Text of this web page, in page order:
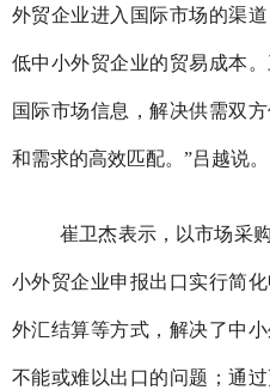
外贸企业进入国际市场的渠
低中小外贸企业的贸易成本
国际市场信息，解决供需双
和需求的高效匹配。”吕越说。
崔卫杰表示，以市场采
小外贸企业申报出口实行简
外汇结算等方式，解决了中
不能或难以出口的问题；通